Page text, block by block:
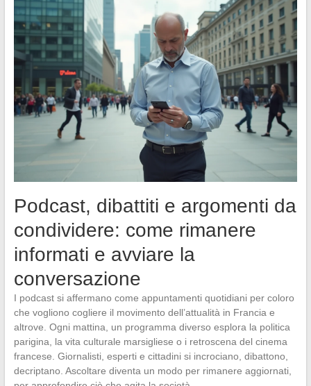
Podcast, dibattiti e argomenti da
condividere: come rimanere
informati e avviare la
conversazione
I podcast si affermano come appuntamenti quotidiani per coloro
che vogliono cogliere il movimento dell’attualità in Francia e
altrove. Ogni mattina, un programma diverso esplora la politica
parigina, la vita culturale marsigliese o i retroscena del cinema
francese. Giornalisti, esperti e cittadini si incrociano, dibattono,
decriptano. Ascoltare diventa un modo per rimanere aggiornati,